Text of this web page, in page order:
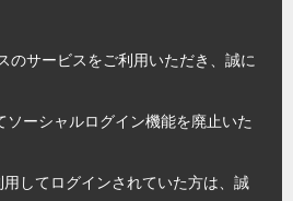
のサービスをご利用いただき、誠に
ーシャルログイン機能を廃止いた
してログインされていた方は、誠